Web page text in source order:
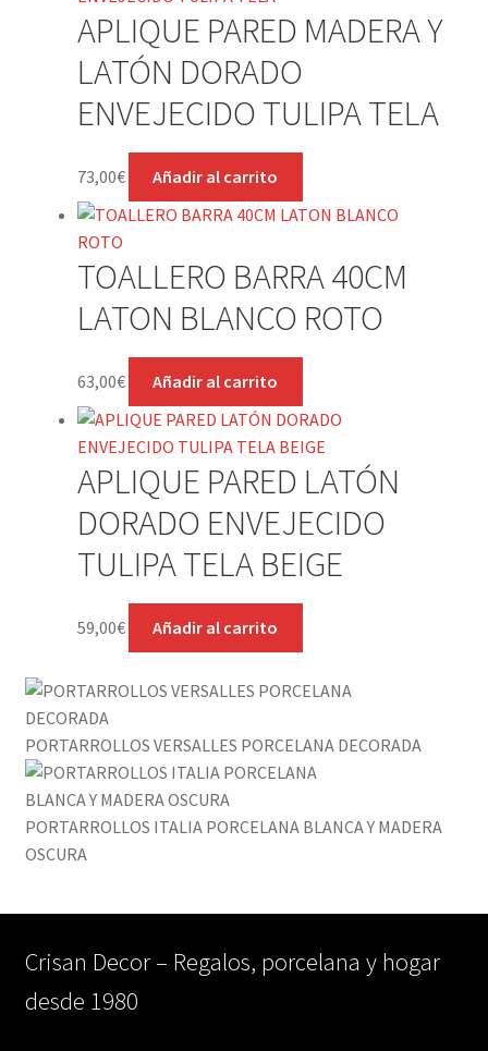
APLIQUE PARED MADERA Y
LATÓN DORADO
ENVEJECIDO TULIPA TELA
73,00€ Añadir al carrito
TOALLERO BARRA 40CM
LATON BLANCO ROTO
63,00€ Añadir al carrito
APLIQUE PARED LATÓN
DORADO ENVEJECIDO
TULIPA TELA BEIGE
59,00€ Añadir al carrito
PORTARROLLOS VERSALLES PORCELANA DECORADA
PORTARROLLOS ITALIA PORCELANA BLANCA Y MADERA
OSCURA
Crisan Decor – Regalos, porcelana y hogar
desde 1980